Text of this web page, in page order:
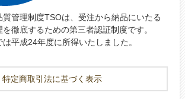
管理制度TSOは、受注から納品にいたる
徹底するための第三者認証制度です。
平成24年度に所得いたしました。
特定商取引法に基づく表示